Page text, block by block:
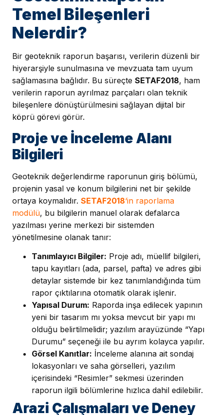
Temel Bileşenleri
Nelerdir?
Bir geoteknik raporun başarısı, verilerin düzenli bir
hiyerarşiyle sunulmasına ve mevzuata tam uyum
sağlamasına bağlıdır. Bu süreçte SETAF2018, ham
verilerin raporun ayrılmaz parçaları olan teknik
bileşenlere dönüştürülmesini sağlayan dijital bir
köprü görevi görür.
Proje ve İnceleme Alanı
Bilgileri
Geoteknik değerlendirme raporunun giriş bölümü,
projenin yasal ve konum bilgilerini net bir şekilde
ortaya koymalıdır. SETAF2018‘in raporlama
modülü, bu bilgilerin manuel olarak defalarca
yazılması yerine merkezi bir sistemden
yönetilmesine olanak tanır:
Tanımlayıcı Bilgiler: Proje adı, müellif bilgileri,
tapu kayıtları (ada, parsel, pafta) ve adres gibi
detaylar sistemde bir kez tanımlandığında tüm
rapor çıktılarına otomatik olarak işlenir.
Yapısal Durum: Raporda inşa edilecek yapının
yeni bir tasarım mı yoksa mevcut bir yapı mı
olduğu belirtilmelidir; yazılım arayüzünde “Yapı
Durumu” seçeneği ile bu ayrım kolayca yapılır.
Görsel Kanıtlar: İnceleme alanına ait sondaj
lokasyonları ve saha görselleri, yazılım
içerisindeki “Resimler” sekmesi üzerinden
raporun ilgili bölümlerine hızlıca dahil edilebilir.
Arazi Çalışmaları ve Deney